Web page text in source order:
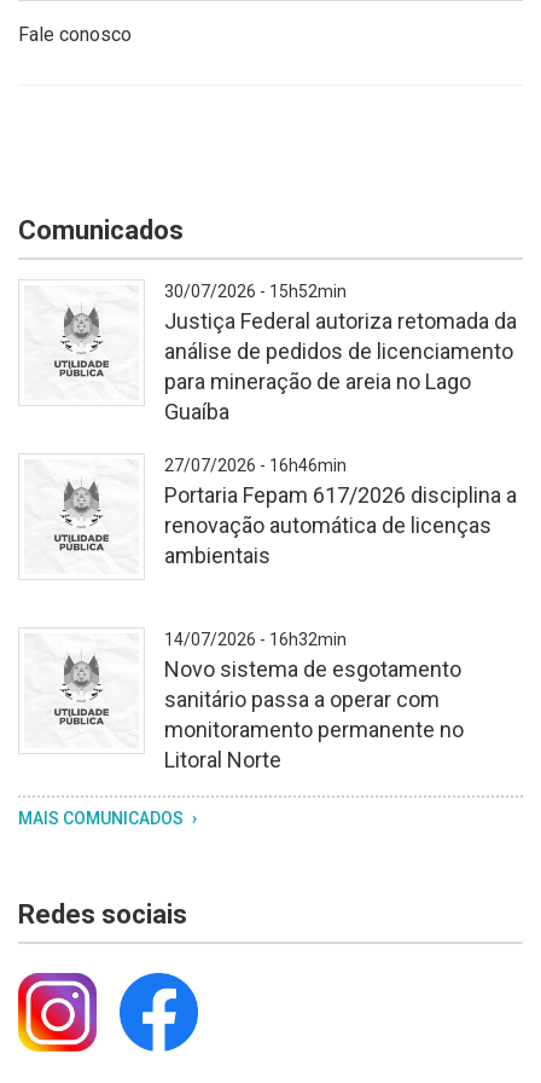
Fale conosco
Comunicados
Fundo
branco
texturizado.
brasão
Grande
com
os
pública"
logo
abaixo
30/07/2026 - 15h52min
Justiça Federal autoriza retomada da
análise de pedidos de licenciamento
para mineração de areia no Lago
Guaíba
Fundo
branco
texturizado.
brasão
do
do
Sul,
com
os
dizeres
"utilidade
27/07/2026 - 16h46min
Portaria Fepam 617/2026 disciplina a
renovação automática de licenças
ambientais
Fundo
branco
centro,
o
brasão
do
Rio
Grande
14/07/2026 - 16h32min
Novo sistema de esgotamento
sanitário passa a operar com
monitoramento permanente no
Litoral Norte
MAIS COMUNICADOS
Redes sociais